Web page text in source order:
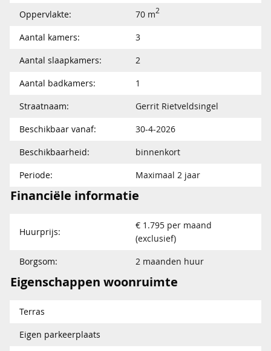
Oppervlakte:
70 m2
Aantal kamers:
3
Aantal slaapkamers:
2
Aantal badkamers:
1
Straatnaam:
Gerrit Rietveldsingel
Beschikbaar vanaf:
30-4-2026
Beschikbaarheid:
binnenkort
Periode:
Maximaal 2 jaar
Financiële informatie
Huurprijs:
€ 1.795 per maand
(exclusief)
Borgsom:
2 maanden huur
Eigenschappen woonruimte
Terras
Eigen parkeerplaats